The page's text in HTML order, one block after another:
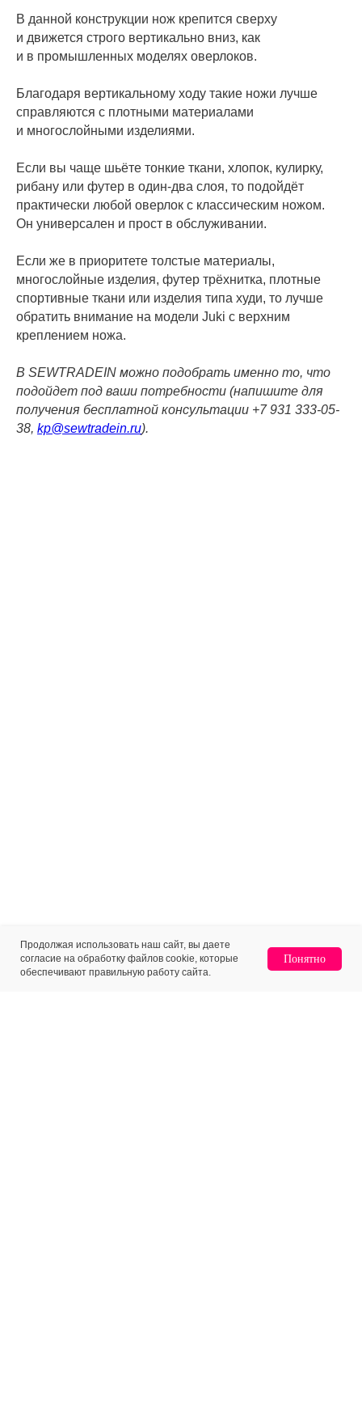
Продолжая использовать наш сайт, вы даете
согласие на обработку файлов cookie, которые
обеспечивают правильную работу сайта.
Понятно
В данной конструкции нож крепится сверху
и движется строго вертикально вниз, как
и в промышленных моделях оверлоков.
Благодаря вертикальному ходу такие ножи лучше
справляются с плотными материалами
и многослойными изделиями.
Если вы чаще шьёте тонкие ткани, хлопок, кулирку,
рибану или футер в один-два слоя, то подойдёт
практически любой оверлок с классическим ножом.
Он универсален и прост в обслуживании.
Если же в приоритете толстые материалы,
многослойные изделия, футер трёхнитка, плотные
спортивные ткани или изделия типа худи, то лучше
обратить внимание на модели Juki с верхним
креплением ножа.
В SEWTRADEIN можно подобрать именно то, что
подойдет под ваши потребности (напишите для
получения бесплатной консультации +7 931 333-05-
38, kp@sewtradein.ru).